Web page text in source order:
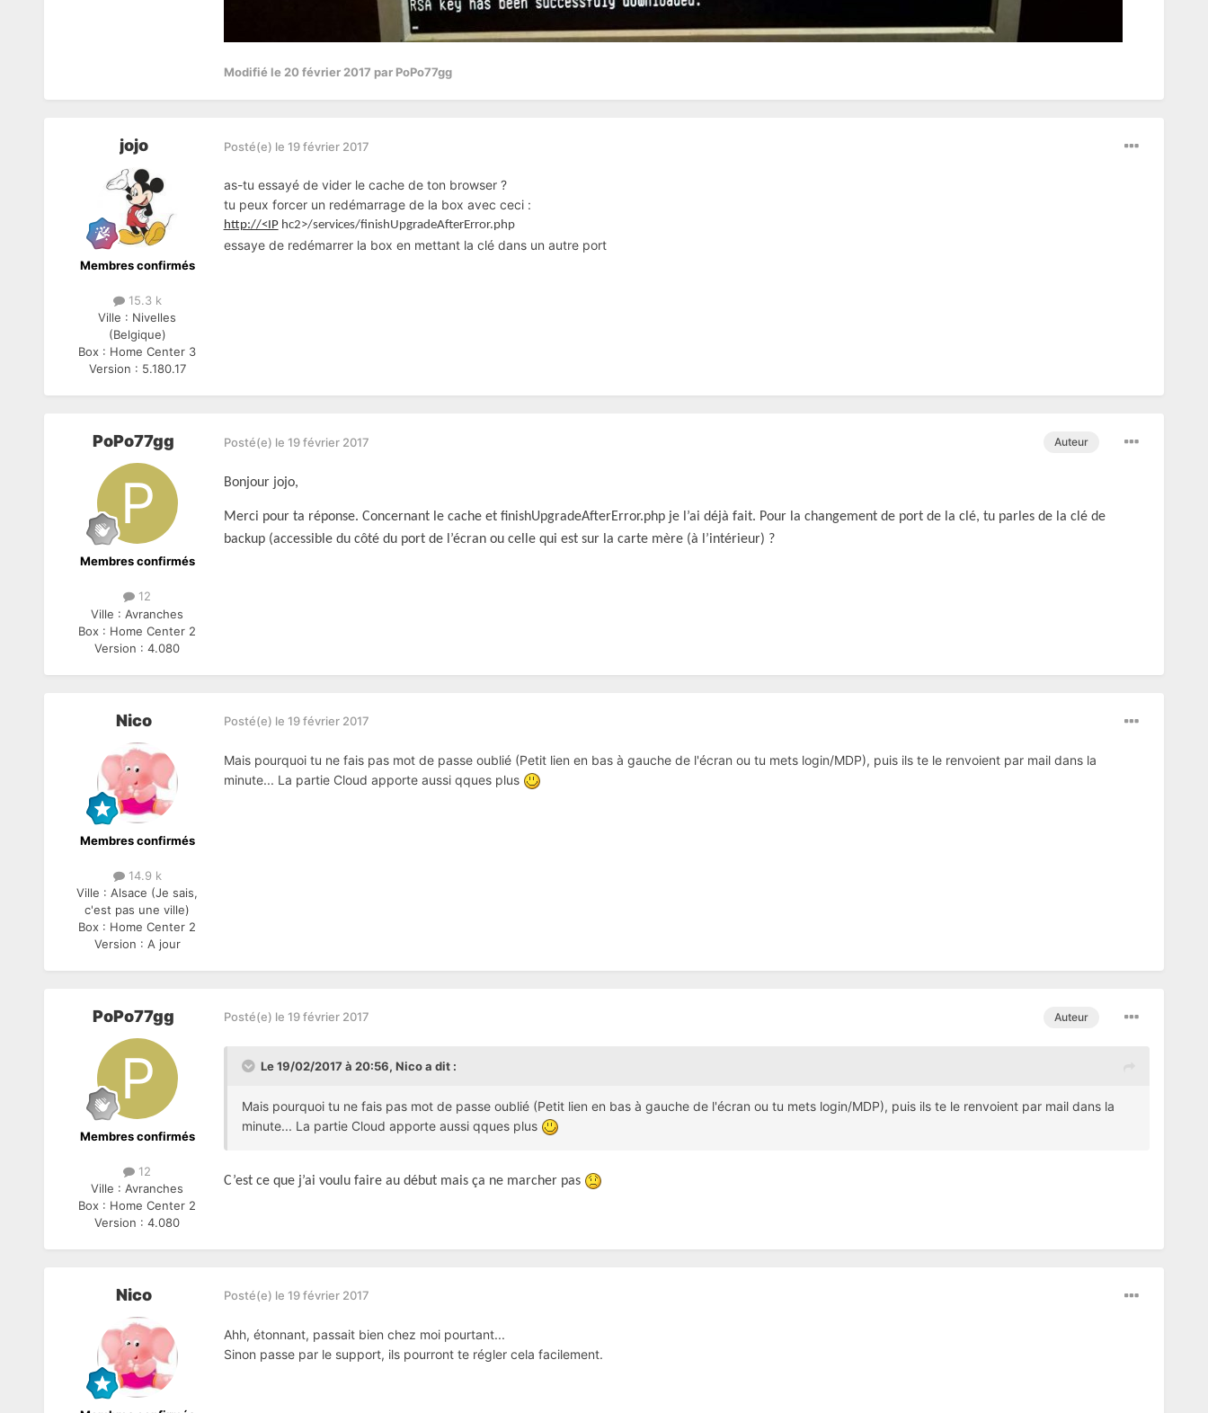
Modifié le 20 février 2017 par PoPo77gg
jojo
Membres confirmés
15.3 k
Ville : Nivelles
(Belgique)
Box : Home Center 3
Version : 5.180.17
Posté(e) le 19 février 2017
as-tu essayé de vider le cache de ton browser ?
tu peux forcer un redémarrage de la box avec ceci :
http://<IPhc2>/services/finishUpgradeAfterError.php
essaye de redémarrer la box en mettant la clé dans un autre port
PoPo77gg
Membres confirmés
12
Ville :Avranches
Box : Home Center 2
Version :4.080
Auteur
Posté(e) le 19 février 2017
Bonjour jojo,
Merci pour ta réponse. Concernant le cache et finishUpgradeAfterError.php je l’ai déjà fait. Pour la changement de port de la clé, tu parles de la clé de
backup (accessible du côté du port de l’écran ou celle qui est sur la carte mère (à l’intérieur) ?
Nico
Membres confirmés
14.9 k
Ville :Alsace (Je sais,
c'est pas une ville)
Box : Home Center 2
Version : A jour
Posté(e) le 19 février 2017
Mais pourquoi tu ne fais pas mot de passe oublié (Petit lien en bas à gauche de l'écran ou tu mets login/MDP), puis ils te le renvoient par mail dans la
minute... La partie Cloud apporte aussi qques plus
PoPo77gg
Membres confirmés
12
Ville :Avranches
Box : Home Center 2
Version :4.080
Auteur
Posté(e) le 19 février 2017
Le 19/02/2017 à 20:56, Nicoa dit :
Mais pourquoi tu ne fais pas mot de passe oublié (Petit lien en bas à gauche de l'écran ou tu mets login/MDP), puis ils te le renvoient par mail dans la
minute... La partie Cloud apporte aussi qques plus
C’est ce que j’ai voulu faire au début mais ça ne marcher pas
Nico Posté(e) le 19 février 2017
Ahh, étonnant, passait bien chez moi pourtant...
Sinon passe par le support, ils pourront te régler cela facilement.